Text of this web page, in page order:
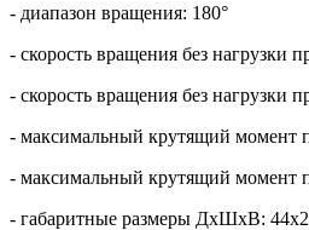
- диапазон вращения: 180°
- скорость вращения без нагрузки
- скорость вращения без нагрузки
- максимальный крутящий момент
- максимальный крутящий момент
- габаритные размеры ДхШхВ: